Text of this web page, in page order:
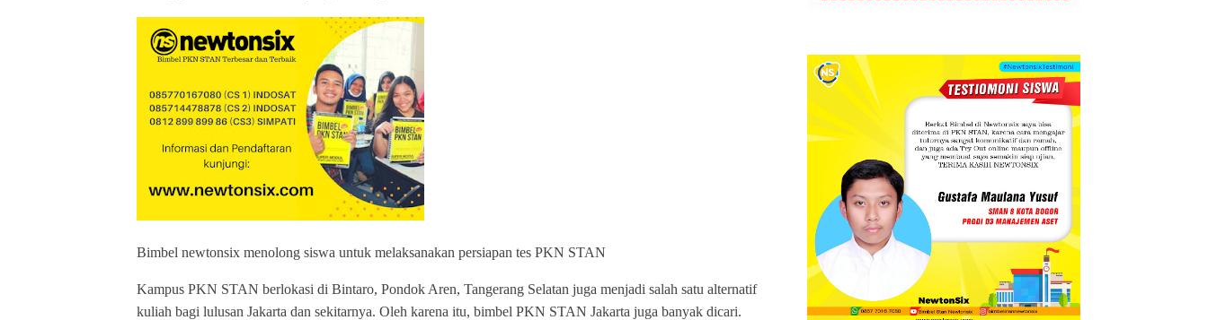
Bimbel newtonsix menolong siswa untuk melaksanakan persiapan tes PKN STAN
Kampus PKN STAN berlokasi di Bintaro, Pondok Aren, Tangerang Selatan juga menjadi salah satu alternatif
kuliah bagi lulusan Jakarta dan sekitarnya. Oleh karena itu, bimbel PKN STAN Jakarta juga banyak dicari.